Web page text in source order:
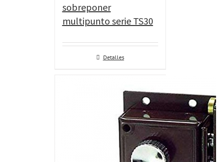
sobreponer
multipunto serie TS30
Detalles